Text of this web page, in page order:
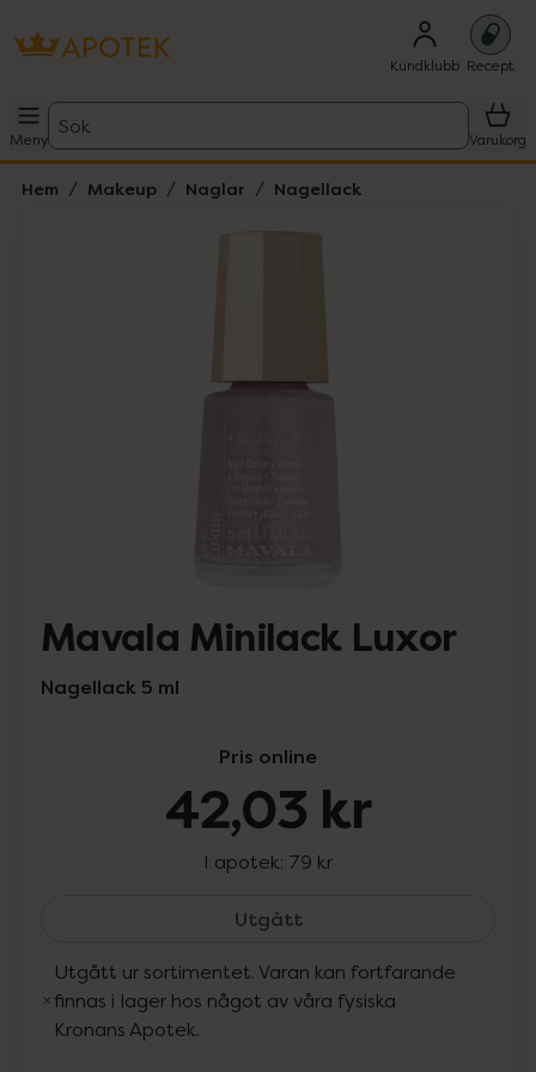
Kundklubb Recept
Meny
Sök
Varukorg
Hem Makeup Naglar Nagellack
Mavala Minilack Luxor
Nagellack 5 ml
Pris online
42,03 kr
I apotek: 79 kr
UtgåttMavala Minilack Luxor,
Utgått ur sortimentet. Varan kan fortfarande
finnas i lager hos något av våra fysiska
Kronans Apotek.